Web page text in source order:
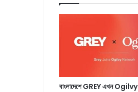
বাংলাদেশে GREY এখন Ogilvy